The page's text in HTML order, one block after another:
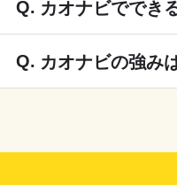
カオナビででき
カオナビの強み